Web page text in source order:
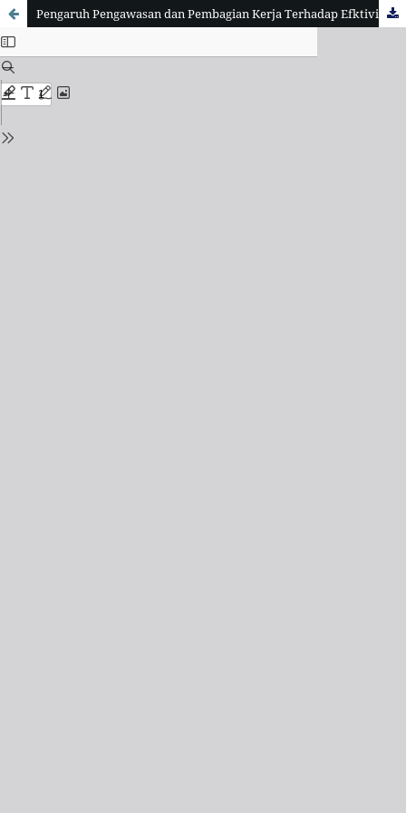
Pengaruh Pengawasan dan Pembagian Kerja Terhadap Efktivitas Kerja Karyawan Pada PT. Mujur Timber Kabupaten Tapanuli Tengah